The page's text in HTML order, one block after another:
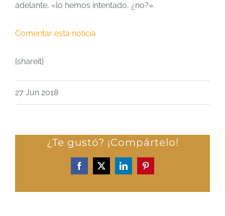
adelante, «lo hemos intentado, ¿no?».
Comentar esta noticia
{shareit}
27 Jun 2018
¿Te gustó? ¡Compártelo!
Facebook
X LinkedInPinterest